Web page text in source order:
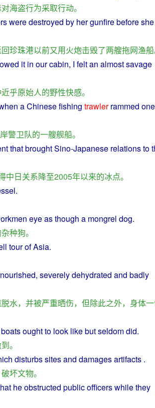
对海盗行为采取行动。
weredestroyed by her gunfirebeforeshe
珍珠港以前又用火炮击毁了两艘拖网渔船
it in ourcabin, I feltan almostsavage
近乎原始人的野性快感。
aChinese fishing trawler rammed
警卫队的一艘舰船。
thatbroughtSino-Japanese relationsto
中日关系降至2005年以来的冰点。
.
eyeasthough a mongrel dog.
杂种狗。
tourofAsia.
, severelydehydrated and badly
脱水， 并被严重晒伤， 但除此之外， 身体
boatsoughtto look likebutseldomdid.
。
disturbssitesand damagesartifacts .
破坏文物。
heobstructed publicofficerswhilethey